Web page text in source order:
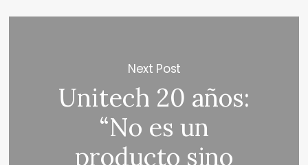
Next Post
Unitech 20 años:
“No es un
producto sino